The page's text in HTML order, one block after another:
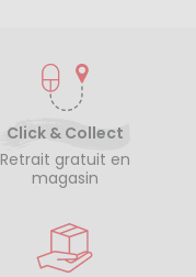
Click & Collect
Retrait gratuit en
magasin